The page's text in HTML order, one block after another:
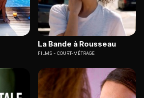
La Bande à Rousseau
FILMS COURT-MÉTRAGE